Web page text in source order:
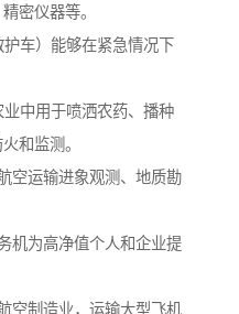
密仪器等。
车）能够在紧急情况下
中用于喷洒农药、播种
和监测。
空运输进象观测、地质勘
机为高净值个人和企业提
空制造业，运输大型飞机